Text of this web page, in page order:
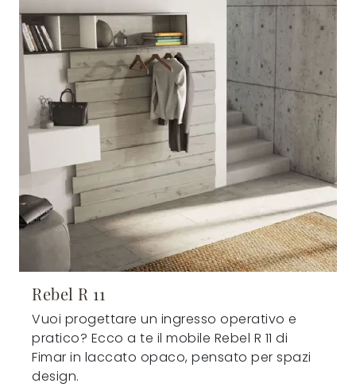
Rebel R 11
Vuoi progettare un ingresso operativo e
pratico? Ecco a te il mobile Rebel R 11 di
Fimar in laccato opaco, pensato per spazi
design.